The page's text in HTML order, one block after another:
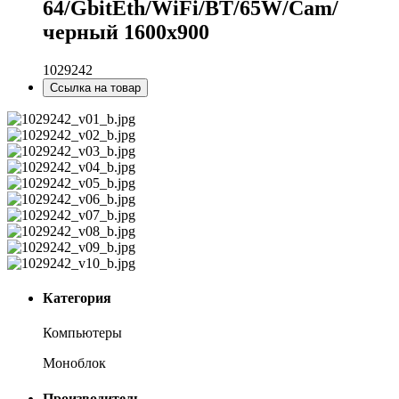
64/GbitEth/WiFi/BT/65W/Cam/
черный 1600x900
1029242
Ссылка на товар
Категория
Компьютеры
Моноблок